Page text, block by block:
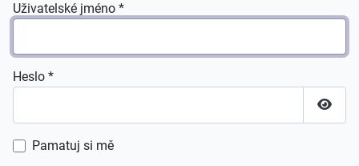
Uživatelské jméno *
Heslo *
Pamatuj si mě